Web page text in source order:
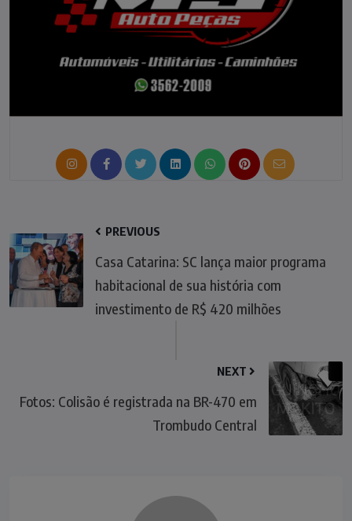
PREVIOUS
Casa Catarina: SC lança maior programa
habitacional de sua história com
investimento de R$ 420 milhões
NEXT
Fotos: Colisão é registrada na BR-470 em
Trombudo Central